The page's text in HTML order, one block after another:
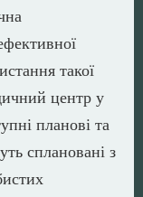
такої
центр у
планові та
сплановані з